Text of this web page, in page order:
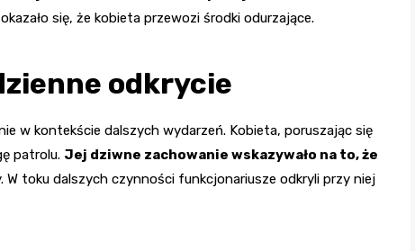
się, że kobieta przewozi środki odurzające.
odkrycie
w kontekście dalszych wydarzeń. Kobieta, poruszając się
patrolu. Jej dziwne zachowanie wskazywało na to, że
W toku dalszych czynności funkcjonariusze odkryli przy niej